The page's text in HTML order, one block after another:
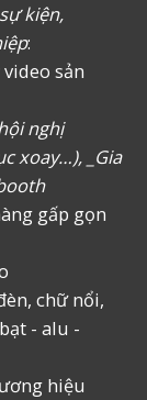
sự kiện,
:
video sản
nghị
xoay…), _Gia
gấp gọn
chữ nổi,
- alu -
hiệu